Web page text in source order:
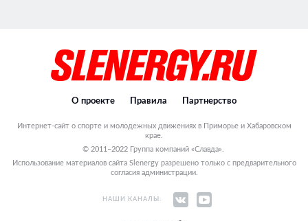
О проекте Правила Партнерство
Интернет-сайт о спорте и молодежных движениях в Приморье и Хабаровском
крае.
© 2011–2022 Группа компаний «Славда».
Использование материалов сайта Slenergy разрешено только с предварительного
согласия администрации.
НАШИ КАНАЛЫ: